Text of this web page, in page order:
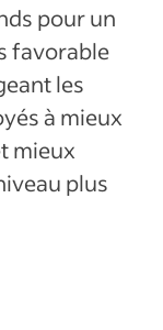
pour un
favorable
les
à mieux
mieux
plus